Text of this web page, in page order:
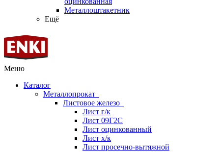
Металлоштакетник
Ещё
Меню
Каталог
Металлопрокат
Листовое железо
Лист г/к
Лист 09Г2С
Лист оцинкованный
Лист х/к
Лист просечно-вытяжной